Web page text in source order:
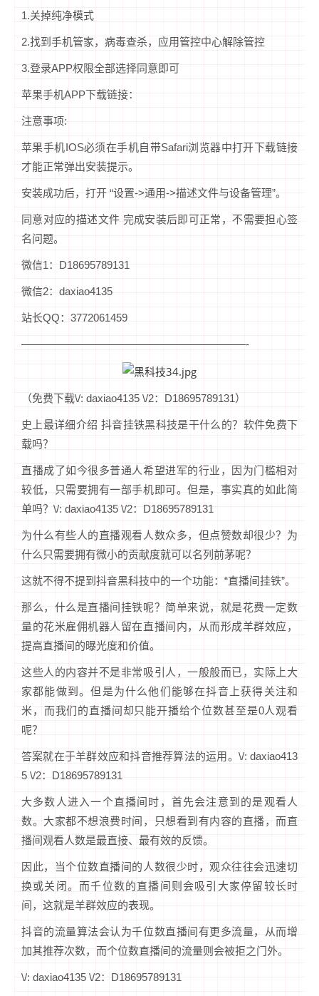
1.关掉纯净模式
2.找到手机管家，病毒查杀，应用管控中心解除管控
3.登录APP权限全部选择同意即可
苹果手机APP下载链接：
注意事项:
苹果手机IOS必须在手机自带Safari浏览器中打开下载链接
才能正常弹出安装提示。
安装成功后，打开 “设置->通用->描述文件与设备管理”。
同意对应的描述文件 完成安装后即可正常，不需要担心签
名问题。
微信1：D18695789131
微信2：daxiao4135
站长QQ：3772061459
—————————————————————-
（免费下载\/: daxiao4135 \/2：D18695789131）
史上最详细介绍 抖音挂铁黑科技是干什么的？软件免费下
载吗？
直播成了如今很多普通人希望进军的行业，因为门槛相对
较低，只需要拥有一部手机即可。但是，事实真的如此简
单吗？\/: daxiao4135 \/2：D18695789131
为什么有些人的直播观看人数众多，但点赞数却很少？为
什么只需要拥有微小的贡献度就可以名列前茅呢？
这就不得不提到抖音黑科技中的一个功能：“直播间挂铁”。
那么，什么是直播间挂铁呢？简单来说，就是花费一定数
量的花米雇佣机器人留在直播间内，从而形成羊群效应，
提高直播间的曝光度和价值。
这些人的内容并不是非常吸引人，一般般而已，实际上大
家都能做到。但是为什么他们能够在抖音上获得关注和
米，而我们的直播间却只能开播给个位数甚至是0人观看
呢？
答案就在于羊群效应和抖音推荐算法的运用。\/: daxiao413
5 \/2：D18695789131
大多数人进入一个直播间时，首先会注意到的是观看人
数。大家都不想浪费时间，只想看到有内容的直播，而直
播间观看人数是最直接、最有效的反馈。
因此，当个位数直播间的人数很少时，观众往往会迅速切
换或关闭。而千位数的直播间则会吸引大家停留较长时
间，这就是羊群效应的表现。
抖音的流量算法会认为千位数直播间有更多流量，从而增
加其推荐次数，而个位数直播间的流量则会被拒之门外。
\/: daxiao4135 \/2：D18695789131